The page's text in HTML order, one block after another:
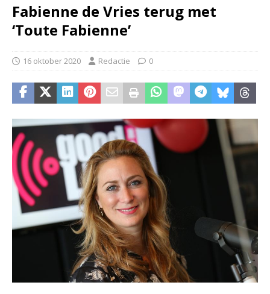
Fabienne de Vries terug met
‘Toute Fabienne’
16 oktober 2020 Redactie 0